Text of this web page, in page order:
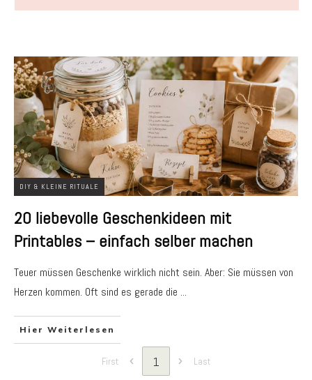
DIY & KLEINE RITUALE
20 liebevolle Geschenkideen mit
Printables – einfach selber machen
Teuer müssen Geschenke wirklich nicht sein. Aber: Sie müssen von
Herzen kommen. Oft sind es gerade die ...
Hier Weiterlesen
First 1 Last